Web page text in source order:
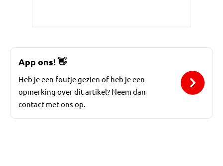
App ons! 👋
Heb je een foutje gezien of heb je een
opmerking over dit artikel? Neem dan
contact met ons op.